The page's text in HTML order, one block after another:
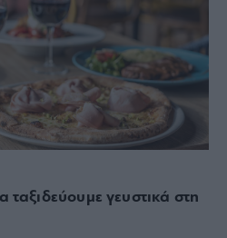
ταξιδεύουμε γευστικά στη